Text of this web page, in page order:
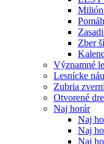
Milión
Zber
Významné
Lesnícke
Zubria
Otvorené
Naj horár
Naj
Naj
Naj